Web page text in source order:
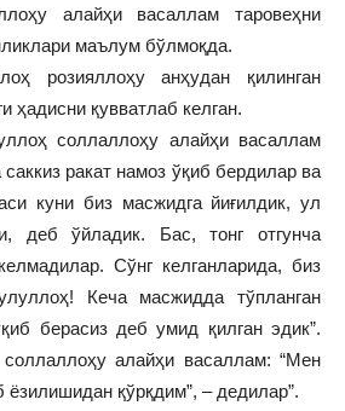
алайҳи васаллам таровеҳни
маълум бўлмоқда.
розияллоҳу анҳудан қилинган
ҳадисни қувватлаб келган.
соллаллоҳу алайҳи васаллам
ракат намоз ўқиб бердилар ва
куни биз масжидга йиғилдик, ул
деб ўйладик. Бас, тонг отгунча
Сўнг келганларида, биз
Кеча масжидда тўпланган
берасиз деб умид қилган эдик”.
алайҳи васаллам: “Мен
ёзилишидан қўрқдим”, – дедилар”.